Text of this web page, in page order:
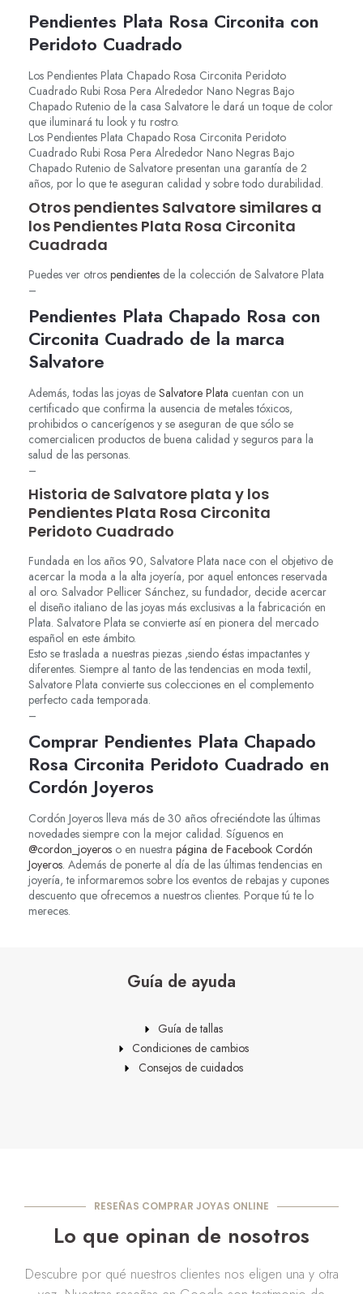
Pendientes Plata Rosa Circonita con
Peridoto Cuadrado
Los Pendientes Plata Chapado Rosa Circonita Peridoto
Cuadrado Rubi Rosa Pera Alrededor Nano Negras Bajo
Chapado Rutenio de la casa Salvatore le dará un toque de color
que iluminará tu look y tu rostro.
Los Pendientes Plata Chapado Rosa Circonita Peridoto
Cuadrado Rubi Rosa Pera Alrededor Nano Negras Bajo
Chapado Rutenio de Salvatore presentan una garantía de 2
años, por lo que te aseguran calidad y sobre todo durabilidad.
Otros pendientes Salvatore similares a
los Pendientes Plata Rosa Circonita
Cuadrada
Puedes ver otros pendientes de la colección de Salvatore Plata
–
Pendientes Plata Chapado Rosa con
Circonita Cuadrado de la marca
Salvatore
Además, todas las joyas de Salvatore Plata cuentan con un
certificado que confirma la ausencia de metales tóxicos,
prohibidos o cancerígenos y se aseguran de que sólo se
comercialicen productos de buena calidad y seguros para la
salud de las personas.
–
Historia de Salvatore plata y los
Pendientes Plata Rosa Circonita
Peridoto Cuadrado
Fundada en los años 90, Salvatore Plata nace con el objetivo de
acercar la moda a la alta joyería, por aquel entonces reservada
al oro. Salvador Pellicer Sánchez, su fundador, decide acercar
el diseño italiano de las joyas más exclusivas a la fabricación en
Plata. Salvatore Plata se convierte así en pionera del mercado
español en este ámbito.
Esto se traslada a nuestras piezas ,siendo éstas impactantes y
diferentes. Siempre al tanto de las tendencias en moda textil,
Salvatore Plata convierte sus colecciones en el complemento
perfecto cada temporada.
–
Comprar Pendientes Plata Chapado
Rosa Circonita Peridoto Cuadrado en
Cordón Joyeros
Cordón Joyeros lleva más de 30 años ofreciéndote las últimas
novedades siempre con la mejor calidad. Síguenos en
@cordon_joyeros o en nuestra página de Facebook Cordón
Joyeros. Además de ponerte al día de las últimas tendencias en
joyería, te informaremos sobre los eventos de rebajas y cupones
descuento que ofrecemos a nuestros clientes. Porque tú te lo
mereces.
Guía de ayuda
Guía de tallas
Condiciones de cambios
Consejos de cuidados
RESEÑAS COMPRAR JOYAS ONLINE
Lo que opinan de nosotros
Descubre por qué nuestros clientes nos eligen una y otra